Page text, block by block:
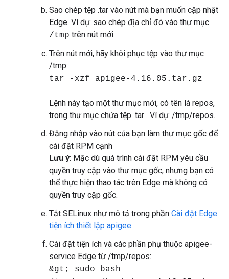
Sao chép tệp .tar vào nút mà bạn muốn cập nhật
Edge. Ví dụ: sao chép địa chỉ đó vào thư mục
/tmp trên nút mới.
Trên nút mới, hãy khôi phục tệp vào thư mục
/tmp:
tar -xzf apigee-4.16.05.tar.gz
Lệnh này tạo một thư mục mới, có tên là repos,
trong thư mục chứa tệp .tar . Ví dụ: /tmp/repos.
Đăng nhập vào nút của bạn làm thư mục gốc để
cài đặt RPM cạnh
Lưu ý: Mặc dù quá trình cài đặt RPM yêu cầu
quyền truy cập vào thư mục gốc, nhưng bạn có
thể thực hiện thao tác trên Edge mà không có
quyền truy cập gốc.
Tắt SELinux như mô tả trong phần Cài đặt Edge
tiện ích thiết lập apigee.
Cài đặt tiện ích và các phần phụ thuộc apigee-
service Edge từ /tmp/repos:
&gt; sudo bash